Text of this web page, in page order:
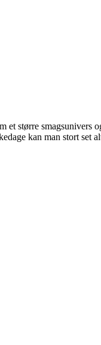
større smagsunivers
kan man stort set